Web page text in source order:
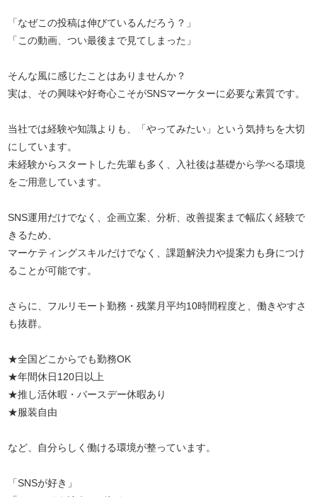
「なぜこの投稿は伸びているんだろう？」
「この動画、つい最後まで見てしまった」
そんな風に感じたことはありませんか？
実は、その興味や好奇心こそがSNSマーケターに必要な素質です。
当社では経験や知識よりも、「やってみたい」という気持ちを大切
にしています。
未経験からスタートした先輩も多く、入社後は基礎から学べる環境
をご用意しています。
SNS運用だけでなく、企画立案、分析、改善提案まで幅広く経験で
きるため、
マーケティングスキルだけでなく、課題解決力や提案力も身につけ
ることが可能です。
さらに、フルリモート勤務・残業月平均10時間程度と、働きやすさ
も抜群。
★全国どこからでも勤務OK
★年間休日120日以上
★推し活休暇・バースデー休暇あり
★服装自由
など、自分らしく働ける環境が整っています。
「SNSが好き」